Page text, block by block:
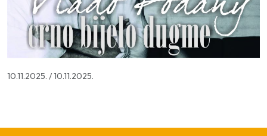
10.11.2025. /10.11.2025.